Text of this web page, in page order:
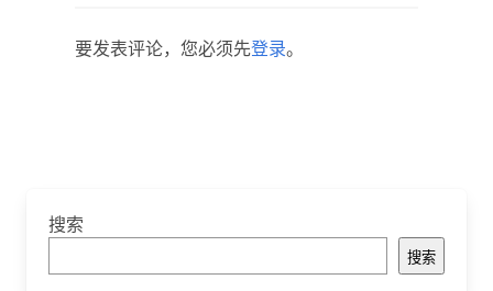
要发表评论，您必须先登录。
搜索
搜索